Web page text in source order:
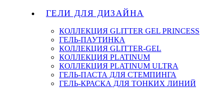
ГЕЛИ ДЛЯ ДИЗАЙНА
КОЛЛЕКЦИЯ GLITTER GEL PRINCESS
ГЕЛЬ-ПАУТИНКА
КОЛЛЕКЦИЯ GLITTER-GEL
КОЛЛЕКЦИЯ PLATINUM
КОЛЛЕКЦИЯ PLATINUM ULTRA
ГЕЛЬ-ПАСТА ДЛЯ СТЕМПИНГА
ГЕЛЬ-КРАСКА ДЛЯ ТОНКИХ ЛИНИЙ